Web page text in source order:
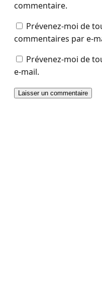
commentaire.
Prévenez-moi de
commentaires par e-
Prévenez-moi de
e-mail.